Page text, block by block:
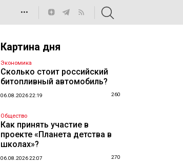
•••
Картина дня
Экономика
Сколько стоит российский
битопливный автомобиль?
06.08.2026 22:19 260
Общество
Как принять участие в
проекте «Планета детства в
школах»?
06.08.2026 22:07 270